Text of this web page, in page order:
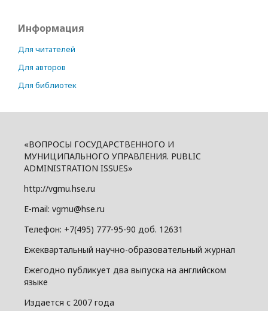
Информация
Для читателей
Для авторов
Для библиотек
«ВОПРОСЫ ГОСУДАРСТВЕННОГО И
МУНИЦИПАЛЬНОГО УПРАВЛЕНИЯ. PUBLIC
ADMINISTRATION ISSUES»
http://vgmu.hse.ru
E-mail: vgmu@hse.ru
Телефон: +7(495) 777-95-90 доб. 12631
Ежеквартальный научно-образовательный журнал
Ежегодно публикует два выпуска на английском
языке
Издается с 2007 года